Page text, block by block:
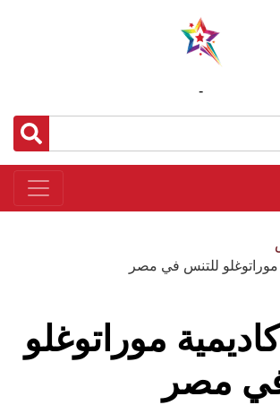
-
موراتوغلو للتنس في مصر
موراتوغلو
مصر